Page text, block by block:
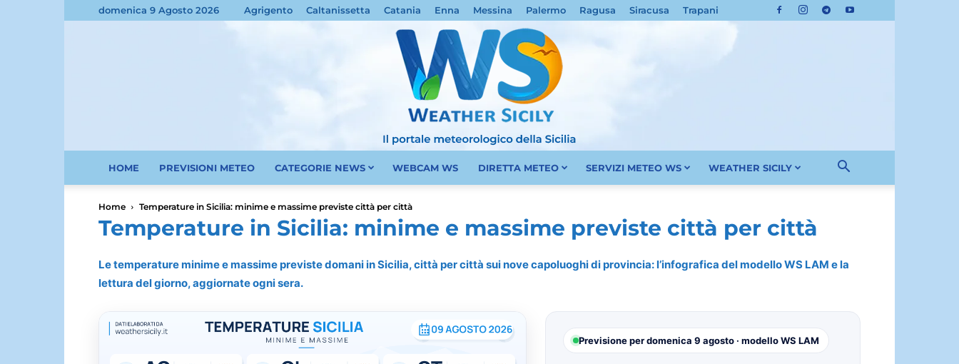
domenica 9 Agosto 2026 Agrigento Caltanissetta Catania Enna Messina Palermo Ragusa Siracusa Trapani
HOME PREVISIONI METEO CATEGORIE NEWS WEBCAM WS DIRETTA METEO SERVIZI METEO WS WEATHER SICILY
Home Temperature in Sicilia: minime e massime previste città per città
Temperature in Sicilia: minime e massime previste città per città
Le temperature minime e massime previste domani in Sicilia, città per città sui nove capoluoghi di provincia: l’infografica del modello WS LAM e la
lettura del giorno, aggiornate ogni sera.
Previsione per domenica 9 agosto · modello WS LAM